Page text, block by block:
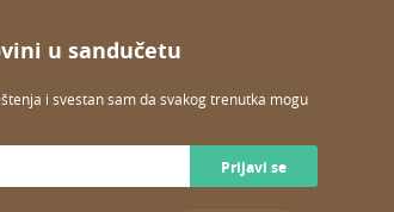
u sandučetu
i svestan sam da svakog trenutka mogu
Prijavi se